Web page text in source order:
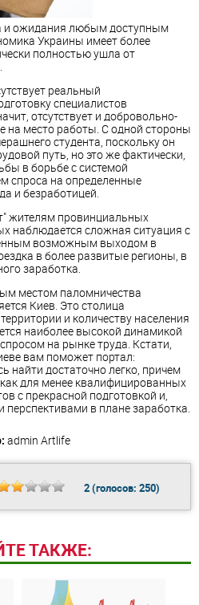
и ожидания любым доступным
Украины имеет более
полностью ушла от
реальный
специалистов
отсутствует и добровольно-
на место работы. С одной стороны
студента, поскольку он
путь, но это же фактически,
в борьбе с системой
спроса на определенные
и безработицей.
жителям провинциальных
наблюдается сложная ситуация с
возможным выходом в
в более развитые регионы, в
заработка.
местом паломничества
Киев. Это столица
и количеству населения
наиболее высокой динамикой
на рынке труда. Кстати,
вам поможет портал:
найти достаточно легко, причем
для менее квалифицированных
с прекрасной подготовкой и,
в плане заработка.
admin Artlife
2(голосов: 250)
ТАКЖЕ: